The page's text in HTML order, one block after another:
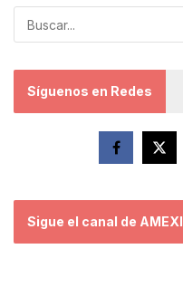
Síguenos en Redes
Sigue el canal de AMEXI